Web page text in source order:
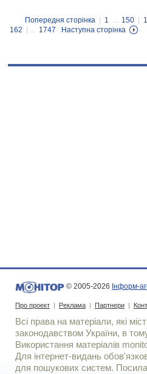
Попередня сторінка 1 ... 150
162
| ... 1747 Наступна сторінка
© 2005-2026 Інформ-
Про проект | Реклама | Партнери |
Всі права на матеріали, які
законодавством України, в
Використання матерiалiв
Для iнтернет-видань
для пошукових систем.